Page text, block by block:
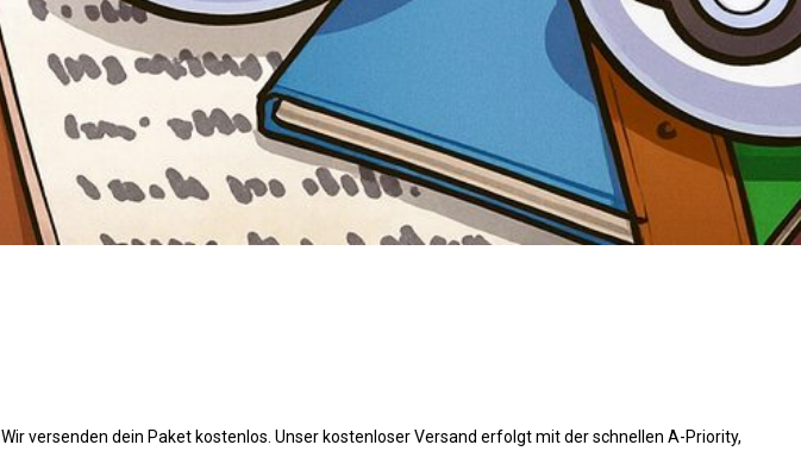
Wir versenden dein Paket kostenlos. Unser kostenloser Versand erfolgt mit der schnellen A-Priority,